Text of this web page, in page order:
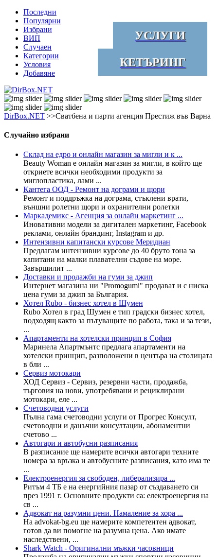
Последни
Популярни
Избрани
ВИП
Случаен
Категории
Условия
Добавяне
УСЛУГИ
КЕТЪРИНГ
DirBox.NET >>Сватбена и парти агенция Престиж във Варна
Случайно избрани
Склад на едро и онлайн магазин за мигли и к ...
Beauty Woman е онлайн магазин за мигли, в който ще
откриете всички необходими продукти за
миглопластика, лами ...
Кантега ООД - Ремонт на дограми и щори
Ремонт и поддръжка на дограма, стъклени врати,
външни ролетни щори и охранителни ролетки
Маркадемикс - Агенция за онлайн маркетинг ...
Иновативни модели за дигитален маркетинг, Facebook
реклами, онлайн брандинг, Instagram и др.
Интензивни капитански курсове Меридиан
Предлагам интензивни курсове до 40 бруто тона за
капитани на малки плавателни съдове на море.
Завършилит ...
Доставки и продажби на гуми за джип
Интернет магазина ни "Promogumi" продават и с ниска
цена гуми за джип за България.
Хотел Rubo - бизнес хотел в Шумен
Rubo Хотел в град Шумен е тип градски бизнес хотел,
подходящ както за пътуващите по работа, така и за тези,
...
Апартаменти на хотелски принцип в София
Маринела Апартмънтс предлага апартаменти на
хотелски принцип, разположени в центъра на столицата
в бли ...
Сервиз мотокари
ХОД Сервиз - Сервиз, резервни части, продажба,
търговия на нови, употребявани и рециклирани
мотокари, еле ...
Счетоводни услуги
Пълна гама счетоводни услуги от Прогрес Консулт,
счетоводни и данъчни консултации, абонаментни
счетово ...
Автогари и автобусни разписания
В разписание ще намерите всички автогари техните
номера за връзка и автобусните разписания, като има те
...
Електроенергия за свободен, либерализира ...
Ритъм 4 ТБ е на енергийния пазар от създаването си
през 1991 г. Основните продукти са: електроенергия на
св ...
Адвокат на разумни цени. Намаление за хора ...
На advokat-bg.eu ще намерите компетентен адвокат,
готов да ви помогне на разумна цена. Ако имате
наследствени, ...
Shark Watch - Оригинални мъжки часовници